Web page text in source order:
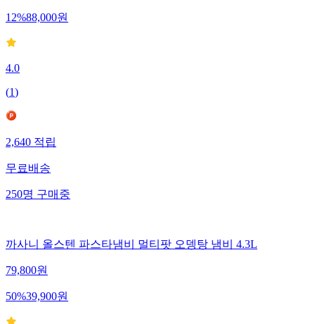
12%88,000원
4.0
(1)
2,640적립
무료배송
250명구매중
까사니 올스텐 파스타냄비 멀티팟 오뎅탕 냄비 4.3L
79,800원
50%39,900원